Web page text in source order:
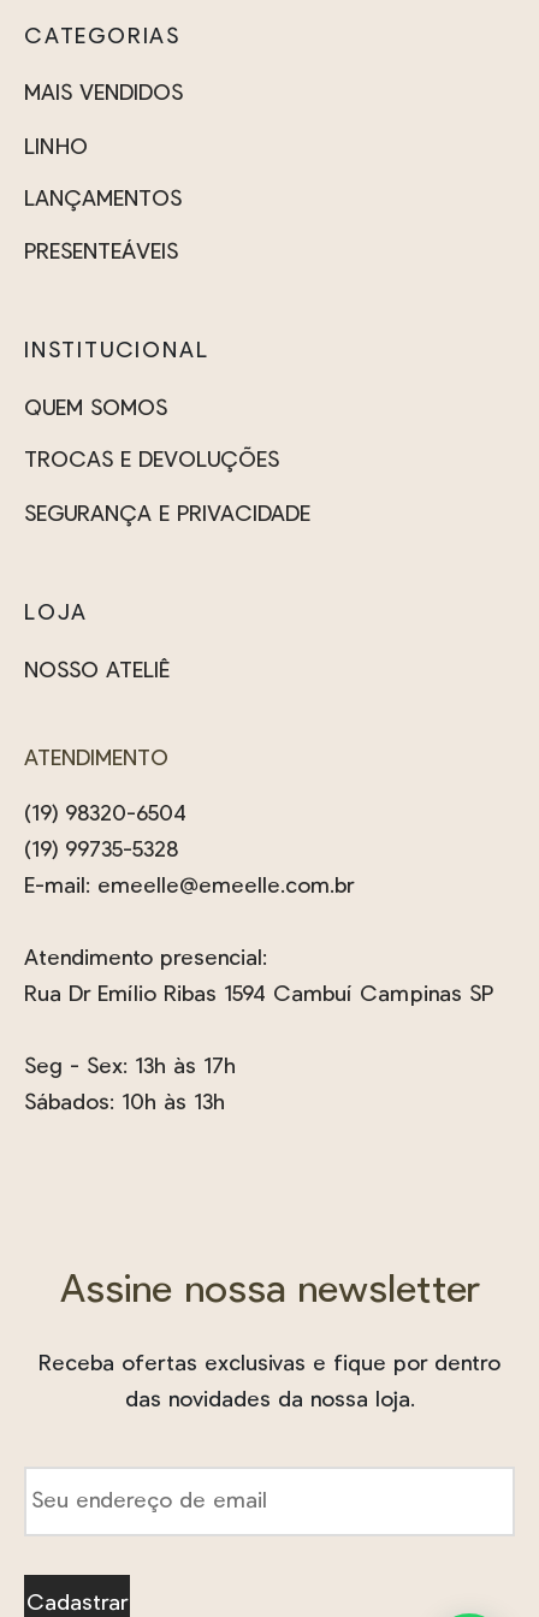
CATEGORIAS
MAIS VENDIDOS
LINHO
LANÇAMENTOS
PRESENTEÁVEIS
INSTITUCIONAL
QUEM SOMOS
TROCAS E DEVOLUÇÕES
SEGURANÇA E PRIVACIDADE
LOJA
NOSSO ATELIÊ
ATENDIMENTO
(19) 98320-6504
(19) 99735-5328
E-mail: emeelle@emeelle.com.br
Atendimento presencial:
Rua Dr Emílio Ribas 1594 Cambuí Campinas SP
Seg - Sex: 13h às 17h
Sábados: 10h às 13h
Assine nossa newsletter
Receba ofertas exclusivas e fique por dentro
das novidades da nossa loja.
E-
mail
*
Cadastrar